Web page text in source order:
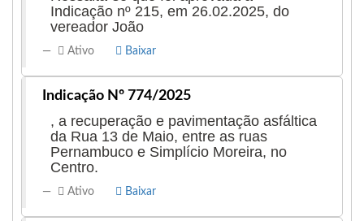
Indicação nº 215, em 26.02.2025, do
vereador João
Ativo Baixar
Indicação Nº 774/2025
, a recuperação e pavimentação asfáltica
da Rua 13 de Maio, entre as ruas
Pernambuco e Simplício Moreira, no
Centro.
Ativo Baixar